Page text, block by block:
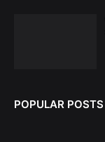
POPULAR POSTS